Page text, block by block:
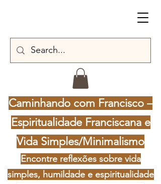
Caminhando com Francisco –
Espiritualidade Franciscana e
Vida Simples/Minimalismo
Encontre reflexões sobre vida
simples, humildade e espiritualidade